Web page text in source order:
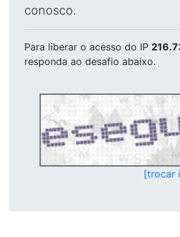
conosco.
Para liberar o acesso do IP
responda ao desafio abaixo.
[trocar